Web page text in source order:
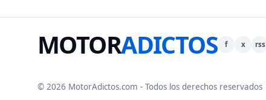
MOTORADICTOS f x rss
© 2026 MotorAdictos.com - Todos los derechos reservados